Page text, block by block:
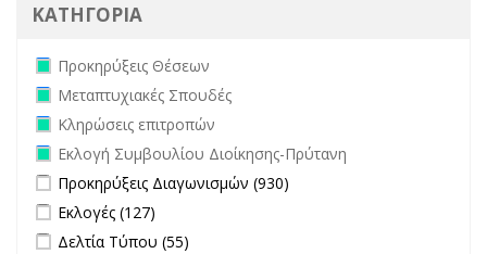
ΚΑΤΗΓΟΡΙΑ
Remove Προκηρύξεις Θέσεων filter
Προκηρύξεις Θέσεων
Remove Μεταπτυχιακές Σπουδές filter
Μεταπτυχιακές Σπουδές
Remove Κληρώσεις επιτροπών filter
Κληρώσεις επιτροπών
Remove Εκλογή Συμβουλίου Διοίκησης-Πρύτανη filter
Εκλογή Συμβουλίου Διοίκησης-Πρύτανη
Apply Προκηρύξεις Διαγωνισμών filter
Προκηρύξεις Διαγωνισμών (930)
Apply Εκλογές filter
Εκλογές (127)
Apply Δελτία Τύπου filter
Δελτία Τύπου (55)